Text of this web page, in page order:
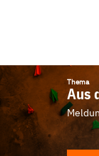
Thema
Aus